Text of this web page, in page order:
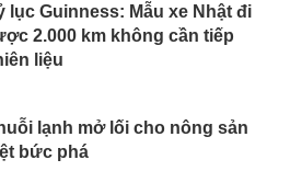
lục Guinness: Mẫu xe Nhật đi
2.000 km không cần tiếp
liệu
lạnh mở lối cho nông sản
bức phá